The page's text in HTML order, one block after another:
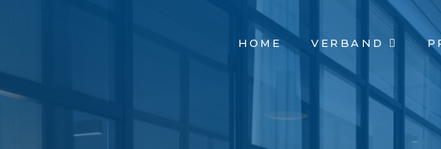
NAVIGATION
ÜBERSPRINGEN
HOME VERBAND